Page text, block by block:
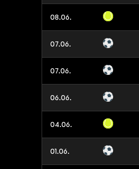
08.06.
07.06.
07.06.
06.06.
04.06.
01.06.